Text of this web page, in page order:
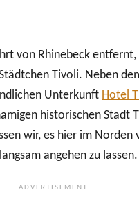
von Rhinebeck
Tivoli. Neben
Unterkunft Hotel
historischen Stadt
wir, es hier im Norden
angehen zu lassen.